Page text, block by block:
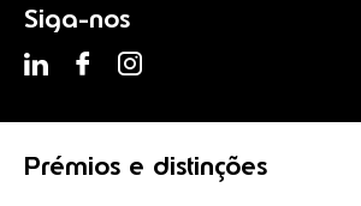
Siga-nos
Prémios e distinções